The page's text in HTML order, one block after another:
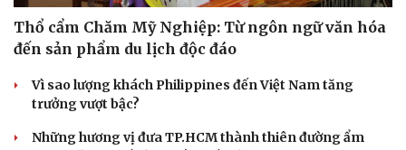
Thổ cẩm Chăm Mỹ Nghiệp: Từ ngôn ngữ văn hóa
đến sản phẩm du lịch độc đáo
Vì sao lượng khách Philippines đến Việt Nam tăng
trưởng vượt bậc?
Những hương vị đưa TP.HCM thành thiên đường ẩm